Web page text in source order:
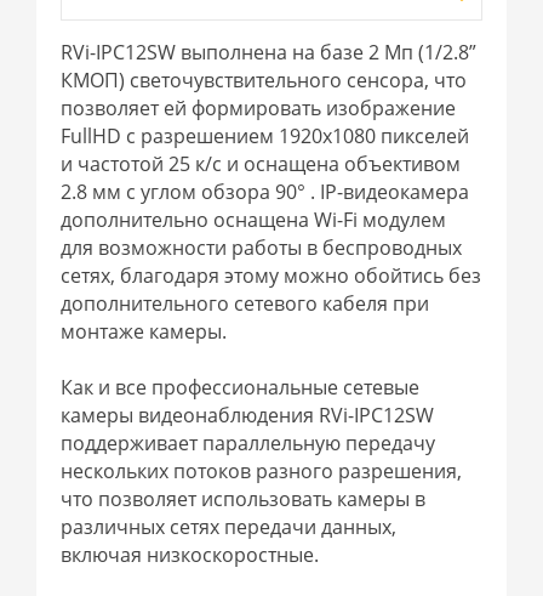
RVi-IPC12SW выполнена на базе 2 Мп (1/2.8”
КМОП) светочувствительного сенсора, что
позволяет ей формировать изображение
FullHD с разрешением 1920х1080 пикселей
и частотой 25 к/с и оснащена объективом
2.8 мм с углом обзора 90° . IP-видеокамера
дополнительно оснащена Wi-Fi модулем
для возможности работы в беспроводных
сетях, благодаря этому можно обойтись без
дополнительного сетевого кабеля при
монтаже камеры.
Как и все профессиональные сетевые
камеры видеонаблюдения RVi-IPC12SW
поддерживает параллельную передачу
нескольких потоков разного разрешения,
что позволяет использовать камеры в
различных сетях передачи данных,
включая низкоскоростные.